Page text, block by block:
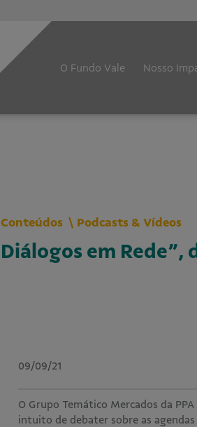
O Fundo Vale Nosso
Conteúdos Podcasts & Vídeos
Diálogos em Rede”,
09/09/21
O Grupo Temático Mercados da
intuito de debater sobre as